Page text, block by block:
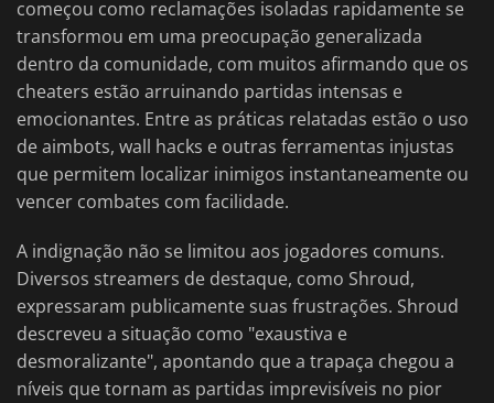
começou como reclamações isoladas rapidamente se
transformou em uma preocupação generalizada
dentro da comunidade, com muitos afirmando que os
cheaters estão arruinando partidas intensas e
emocionantes. Entre as práticas relatadas estão o uso
de aimbots, wall hacks e outras ferramentas injustas
que permitem localizar inimigos instantaneamente ou
vencer combates com facilidade.
A indignação não se limitou aos jogadores comuns.
Diversos streamers de destaque, como Shroud,
expressaram publicamente suas frustrações. Shroud
descreveu a situação como "exaustiva e
desmoralizante", apontando que a trapaça chegou a
níveis que tornam as partidas imprevisíveis no pior